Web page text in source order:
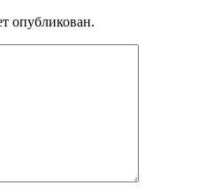
опубликован.